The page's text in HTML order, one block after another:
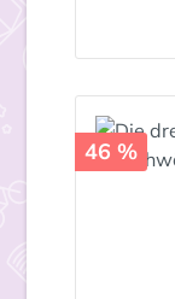
46 %